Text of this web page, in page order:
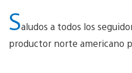
Saludos a todos los
productor norte americano